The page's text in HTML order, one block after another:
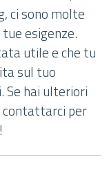
ci sono molte
esigenze.
utile e che tu
sul tuo
Se hai ulteriori
contattarci per